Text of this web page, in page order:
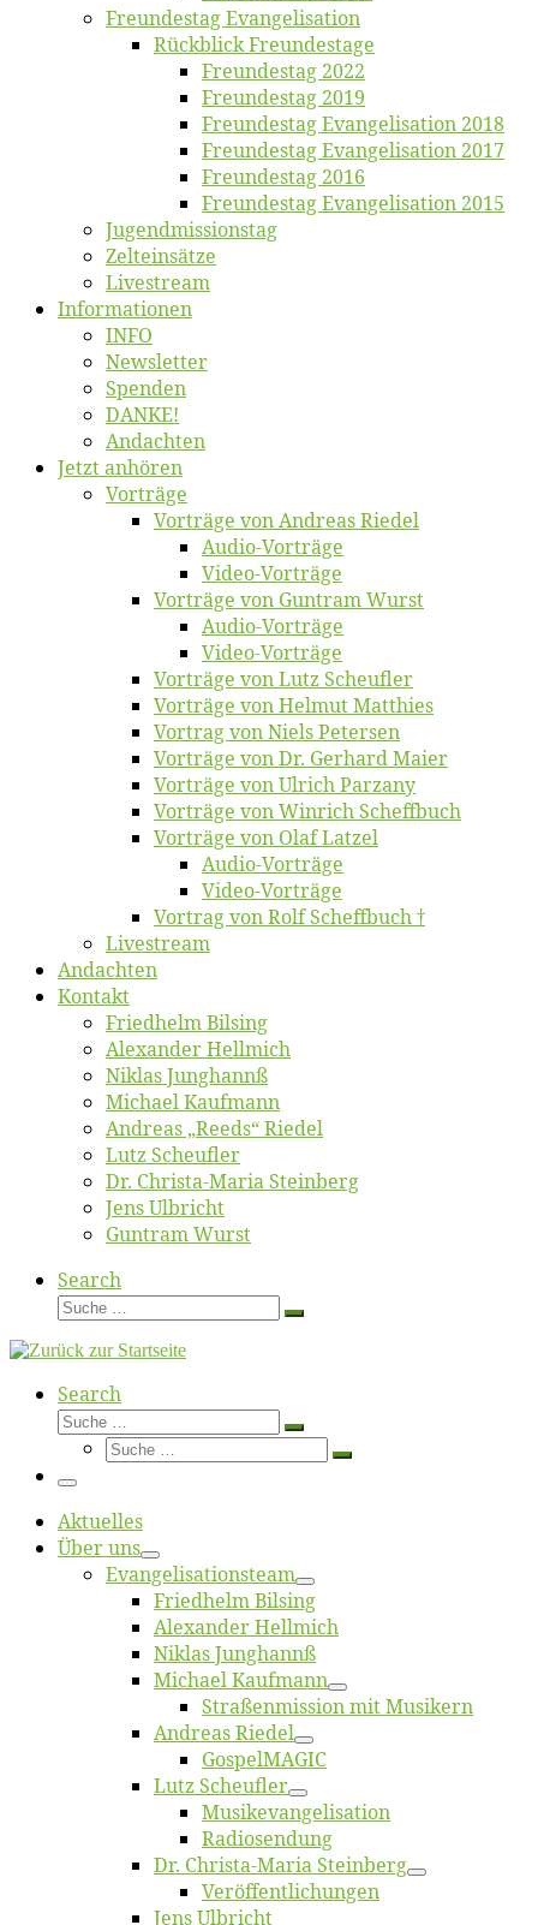
Freun­des­tag Evangelisation
Rück­blick Freundestage
Freun­des­tag 2022
Freun­des­tag 2019
Freun­des­tag Evan­ge­li­sa­ti­on 2018
Freun­des­tag Evan­ge­li­sa­ti­on 2017
Freun­des­tag 2016
Freun­des­tag Evan­ge­li­sa­ti­on 2015
Jugend­mis­sions­tag
Zelt­ein­sät­ze
Live­stream
Informatio­nen
INFO
News­let­ter
Spen­den
DANKE!
An­dach­ten
Jetzt an­hö­ren
Vor­trä­ge
Vor­trä­ge von An­dre­as Riedel
Au­dio-Vor­trä­ge
Vi­deo-Vor­trä­ge
Vor­trä­ge von Gun­tram Wurst
Au­dio-Vor­trä­ge
Vi­deo-Vor­trä­ge
Vor­trä­ge von Lutz Scheufler
Vor­trä­ge von Hel­mut Matthies
Vor­trag von Niels Petersen
Vor­trä­ge von Dr. Ger­hard Maier
Vor­trä­ge von Ul­rich Parzany
Vor­trä­ge von Win­rich Scheffbuch
Vor­trä­ge von Olaf Latzel
Au­dio-Vor­trä­ge
Vi­deo-Vor­trä­ge
Vor­trag von Rolf Scheffbuch †
Live­stream
An­dach­ten
Kon­takt
Fried­helm Bilsing
Alex­an­der Hellmich
Ni­klas Junghannß
Mi­cha­el Kaufmann
An­dre­as „Reeds“ Riedel
Lutz Scheuf­ler
Dr. Chris­­ta-Ma­ria Steinberg
Jens Ulb­richt
Gun­tram Wurst
Search
Suche
Suche
Search
Suche
Suche
Suche
Suche
Menü
Ak­tu­el­les
Über uns
Evangelisa­tions­team
Fried­helm Bilsing
Alex­an­der Hellmich
Ni­klas Junghannß
Mi­cha­el Kaufmann
Straßenmis­sion mit Musikern
An­dre­as Riedel
Gos­pel­MA­GIC
Lutz Scheuf­ler
Musikevan­ge­li­sa­tion
Ra­dio­sen­dung
Dr. Chris­­ta-Ma­ria Steinberg
Ver­öf­fent­li­chun­gen
Jens Ulb­richt